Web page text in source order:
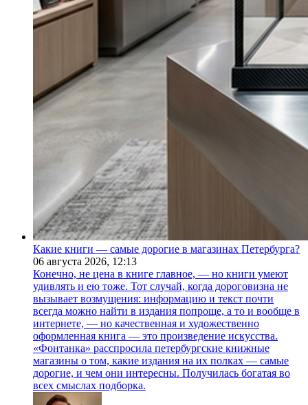
Какие книги — самые дорогие в магазинах Петербурга?
06 августа 2026, 12:13
Конечно, не цена в книге главное, — но книги умеют
удивлять и ею тоже. Тот случай, когда дороговизна не
вызывает возмущения: информацию и текст почти
всегда можно найти в издания попроще, а то и вообще в
интернете, — но качественная и художественно
оформленная книга — это произведение искусства.
«Фонтанка» расспросила петербургские книжные
магазины о том, какие издания на их полках — самые
дорогие, и чем они интересны. Получилась богатая во
всех смыслах подборка.